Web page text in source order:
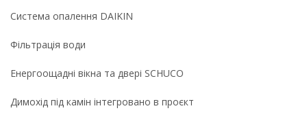
Система опалення DAIKIN
Фільтрація води
Енергоощадні вікна та двері SCHUCO
Димохід під камін інтегровано в проєкт